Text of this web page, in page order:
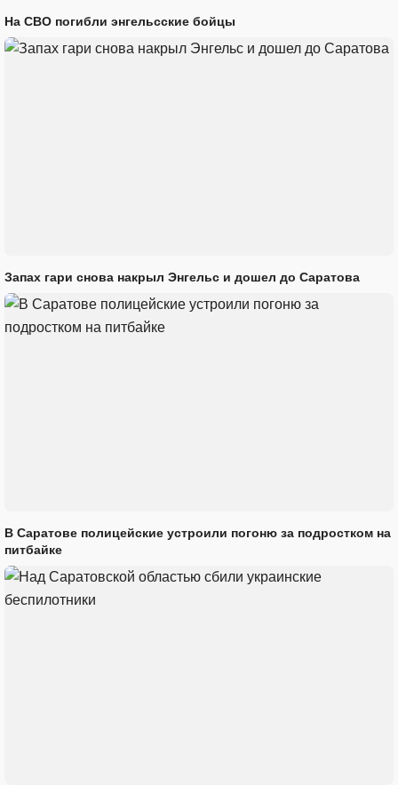
На СВО погибли энгельсские бойцы
Запах гари снова накрыл Энгельс и дошел до Саратова
В Саратове полицейские устроили погоню за подростком на
питбайке